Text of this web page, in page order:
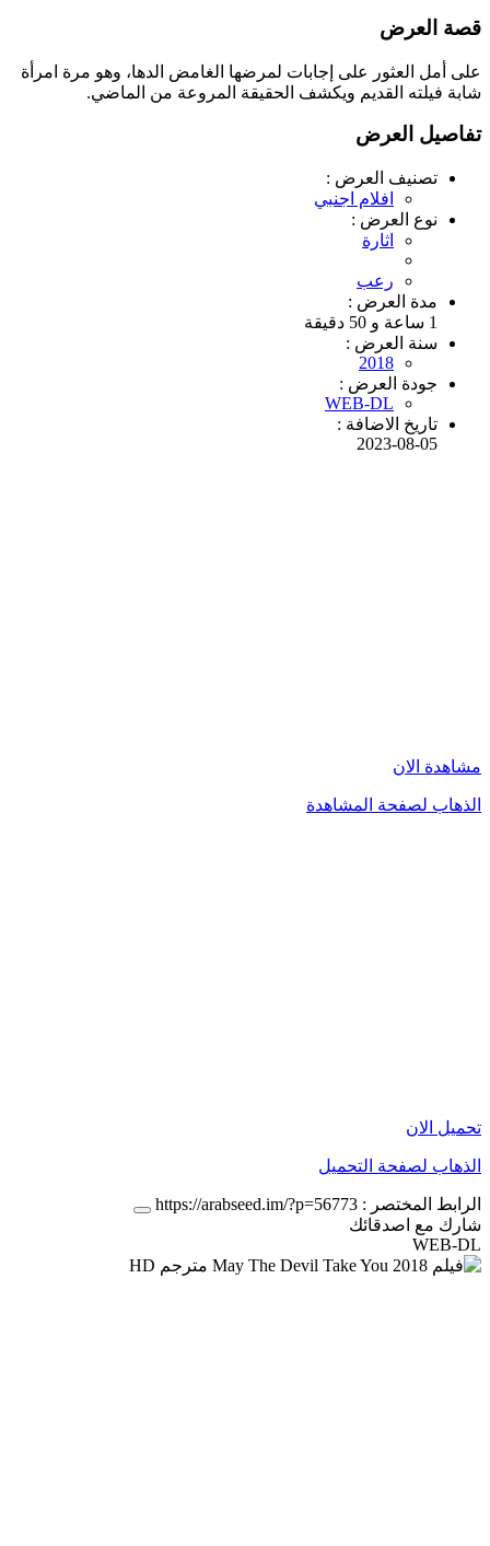
قصة العرض
على أمل العثور على إجابات لمرضها الغامض الدها، وهو مرة امرأة
شابة فيلته القديم ويكشف الحقيقة المروعة من الماضي.
تفاصيل العرض
تصنيف العرض :
افلام اجنبي
نوع العرض :
اثارة
رعب
مدة العرض :
1 ساعة و 50 دقيقة
سنة العرض :
2018
جودة العرض :
WEB-DL
تاريخ الاضافة :
2023-08-05
مشاهدة الان
الذهاب لصفحة المشاهدة
تحميل الان
الذهاب لصفحة التحميل
الرابط المختصر : https://arabseed.im/?p=56773
شارك مع اصدقائك
WEB-DL